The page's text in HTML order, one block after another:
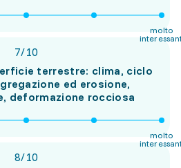
molto
7/10
terrestre: clima, ciclo
ed erosione,
deformazione rocciosa
molto
8/10